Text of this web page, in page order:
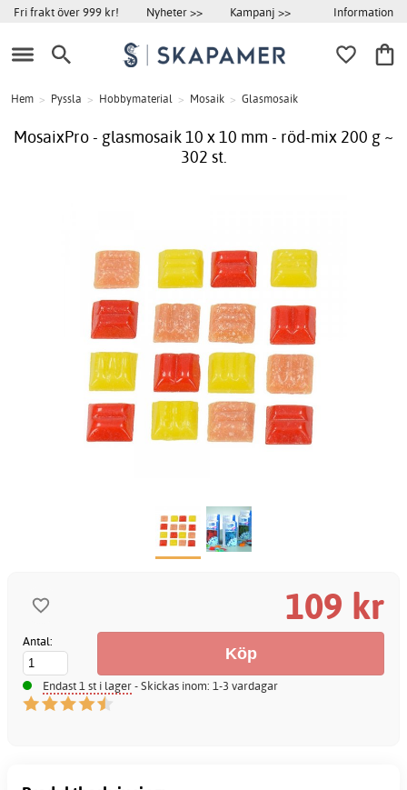
Fri frakt över 999 kr! Nyheter >> Kampanj >> Information
Hem > Pyssla > Hobbymaterial > Mosaik > Glasmosaik
MosaixPro - glasmosaik 10 x 10 mm - röd-mix 200 g ~
302 st.
109 kr
Antal:
Endast 1 st i lager- Skickas inom: 1-3 vardagar